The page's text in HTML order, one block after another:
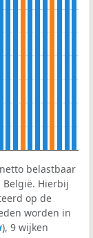
belastbaar
Hierbij
op de
worden in
), 9 wijken